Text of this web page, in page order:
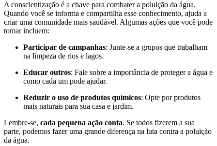
A conscientização é a chave para combater a poluição da água.
Quando você se informa e compartilha esse conhecimento, ajuda a
criar uma comunidade mais saudável. Algumas ações que você pode
tomar incluem:
Participar de campanhas: Junte-se a grupos que trabalham
na limpeza de rios e lagos.
Educar outros: Fale sobre a importância de proteger a água e
como cada um pode ajudar.
Reduzir o uso de produtos químicos: Opte por produtos
mais naturais para sua casa e jardim.
Lembre-se, cada pequena ação conta. Se todos fizerem a sua
parte, podemos fazer uma grande diferença na luta contra a poluição
da água.